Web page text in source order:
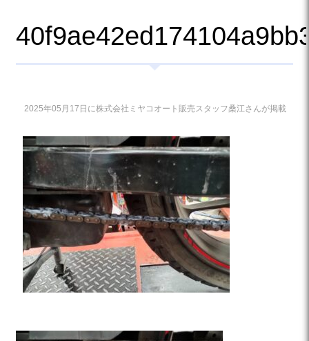
2025年05月17日に株式会社ミヤコオート販売スタッフ桑江さんが掲載